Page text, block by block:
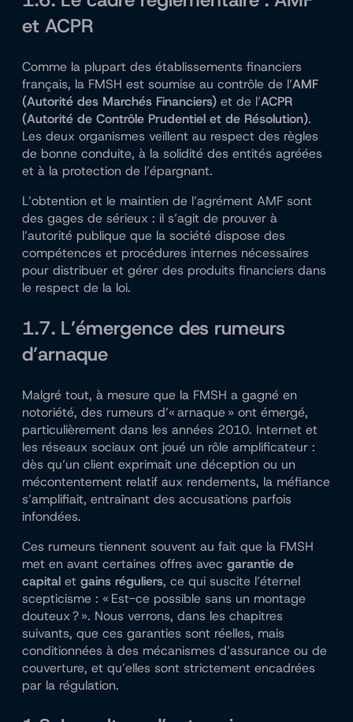
et ACPR
Comme la plupart des établissements financiers
français, la FMSH est soumise au contrôle de l’AMF
(Autorité des Marchés Financiers) et de l’ACPR
(Autorité de Contrôle Prudentiel et de Résolution).
Les deux organismes veillent au respect des règles
de bonne conduite, à la solidité des entités agréées
et à la protection de l’épargnant.
L’obtention et le maintien de l’agrément AMF sont
des gages de sérieux : il s’agit de prouver à
l’autorité publique que la société dispose des
compétences et procédures internes nécessaires
pour distribuer et gérer des produits financiers dans
le respect de la loi.
1.7. L’émergence des rumeurs
d’arnaque
Malgré tout, à mesure que la FMSH a gagné en
notoriété, des rumeurs d’« arnaque » ont émergé,
particulièrement dans les années 2010. Internet et
les réseaux sociaux ont joué un rôle amplificateur :
dès qu’un client exprimait une déception ou un
mécontentement relatif aux rendements, la méfiance
s’amplifiait, entraînant des accusations parfois
infondées.
Ces rumeurs tiennent souvent au fait que la FMSH
met en avant certaines offres avec garantie de
capital et gains réguliers, ce qui suscite l’éternel
scepticisme : « Est-ce possible sans un montage
douteux ? ». Nous verrons, dans les chapitres
suivants, que ces garanties sont réelles, mais
conditionnées à des mécanismes d’assurance ou de
couverture, et qu’elles sont strictement encadrées
par la régulation.